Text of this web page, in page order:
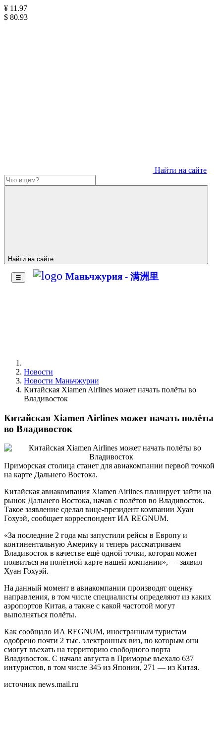
¥ 11.97
$ 80.93
Найти на сайте
Найти на сайте
☰ Маньчжурия - 满洲里
Новости
Новости Маньчжурии
Китайская Xiamen Airlines может начать полёты во
Владивосток
Китайская Xiamen Airlines может начать полёты
во Владивосток
Приморская столица станет для авиакомпании первой точкой
на карте Дальнего Востока.
Китайская авиакомпания Xiamen Airlines планирует зайти на
рынок Дальнего Востока, начав с полётов во Владивосток.
Такое заявление сделал вице-президент компании Хуан
Гохуэй, сообщает корреспондент ИА REGNUM.
«За последние 2 года мы запустили рейсы в Европу и
континентальную Америку и теперь рассматриваем
Владивосток в качестве ещё одной точки, которая может
появиться на полётной карте нашей компании», — заявил
Хуан Гохуэй.
На данный момент в авиакомпании производят оценку
направления, в том числе специалисты определяют из каких
аэропортов Китая, а также с какой частотой могут
выполняться полёты.
Как сообщало ИА REGNUM, иностранным туристам
одобрено почти 2 тыс. электронных виз, по которым они
смогут въехать на территорию свободного порта
Владивосток. С начала августа в Приморье въехало 637
интуристов, в том числе 345 из Японии, 271 — из Китая.
источник news.mail.ru